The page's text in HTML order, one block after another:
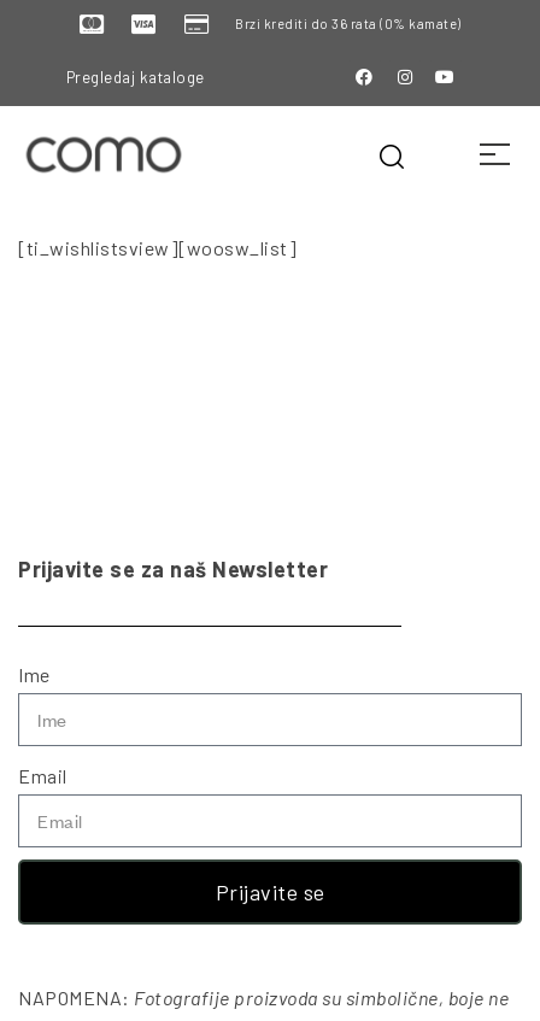
Brzi krediti do 36 rata (0% kamate)
Pregledaj kataloge
[ti_wishlistsview][woosw_list]
Prijavite se za naš Newsletter
Ime
Email
Prijavite se
NAPOMENA: Fotografije proizvoda su simbolične, boje ne